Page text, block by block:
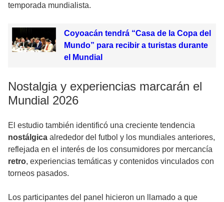
temporada mundialista.
Coyoacán tendrá “Casa de la Copa del
Mundo” para recibir a turistas durante
el Mundial
Nostalgia y experiencias marcarán el
Mundial 2026
El estudio también identificó una creciente tendencia
nostálgica alrededor del futbol y los mundiales anteriores,
reflejada en el interés de los consumidores por mercancía
retro, experiencias temáticas y contenidos vinculados con
torneos pasados.
Los participantes del panel hicieron un llamado a que